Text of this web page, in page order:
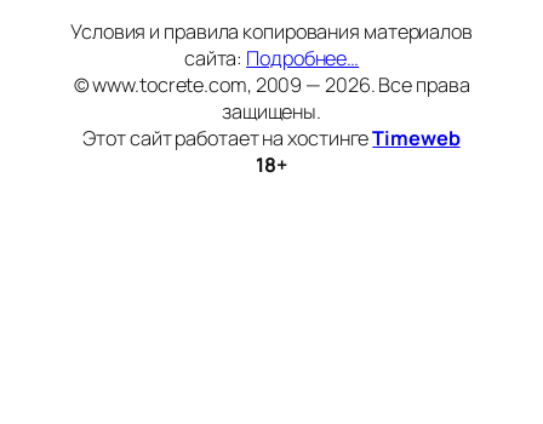
Условия и правила копирования материалов
сайта: Подробнее…
© www.tocrete.com, 2009 — 2026. Все права
защищены.
Этот сайт работает на хостингеTimeweb
18+